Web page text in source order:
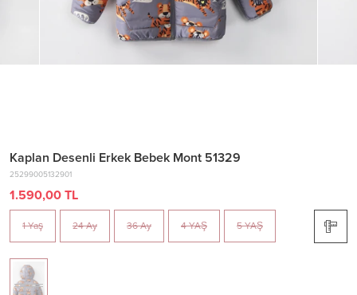
Kaplan Desenli Erkek Bebek Mont 51329
25299005132901
1.590,00 TL
1 Yaş 24 Ay 36 Ay 4 YAŞ 5 YAŞ